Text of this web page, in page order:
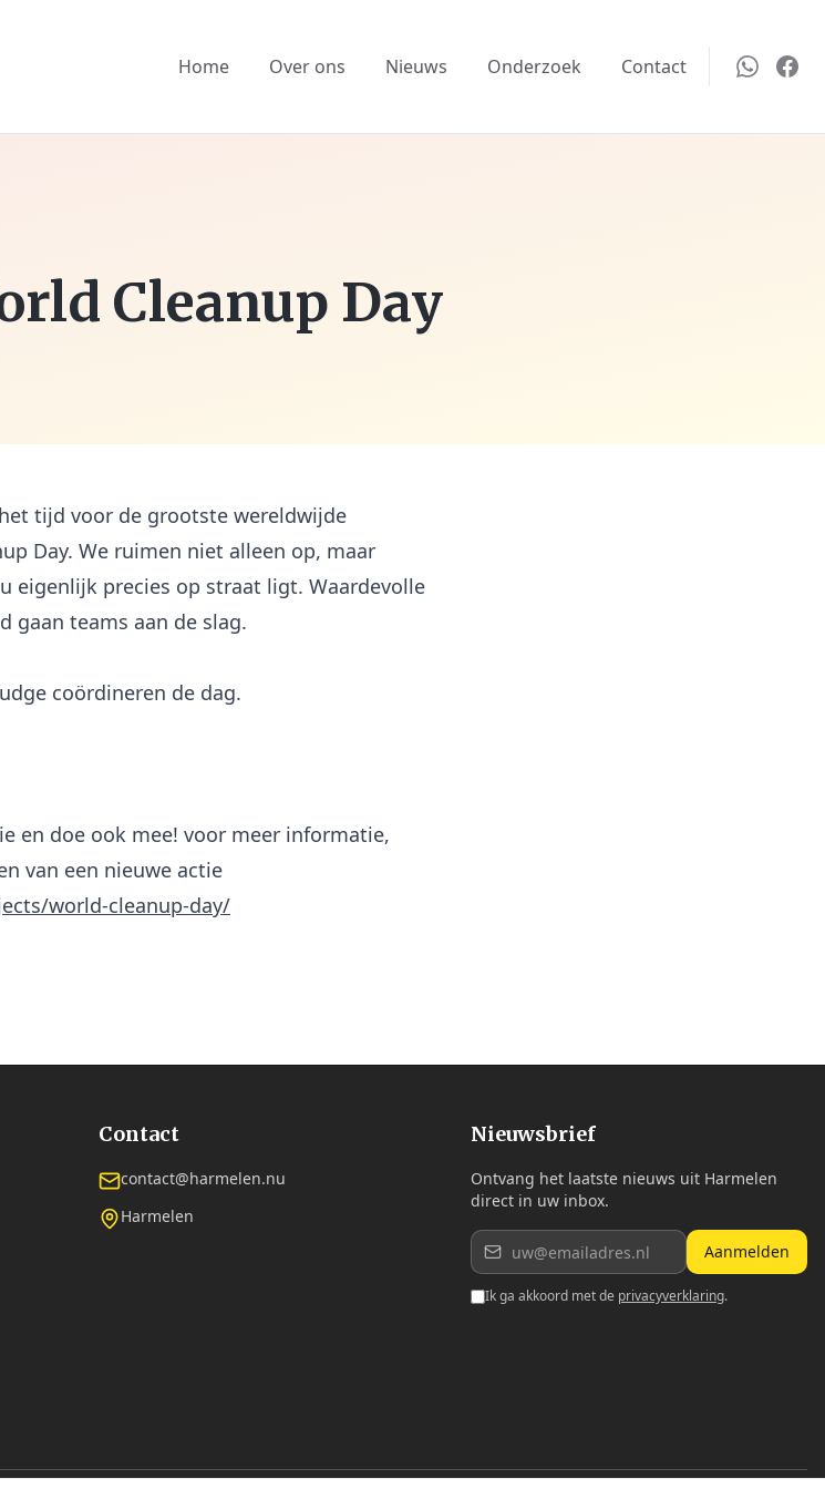
Home Over ons Nieuws Onderzoek Contact
Cleanup Day
tijd voor de grootste wereldwijde
Day. We ruimen niet alleen op, maar
eigenlijk precies op straat ligt. Waardevolle
gaan teams aan de slag.
coördineren de dag.
en doe ook mee! voor meer informatie,
van een nieuwe actie
world-cleanup-day/
Contact
contact@harmelen.nu
Harmelen
Nieuwsbrief
Ontvang het laatste nieuws uit Harmelen
direct in uw inbox.
Aanmelden
Ik ga akkoord met de privacyverklaring.